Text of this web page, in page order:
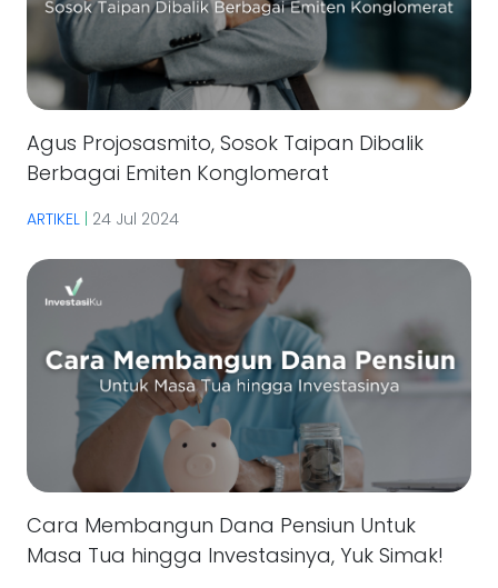
Agus Projosasmito, Sosok Taipan Dibalik
Berbagai Emiten Konglomerat
ARTIKEL | 24 Jul 2024
Cara Membangun Dana Pensiun Untuk
Masa Tua hingga Investasinya, Yuk Simak!